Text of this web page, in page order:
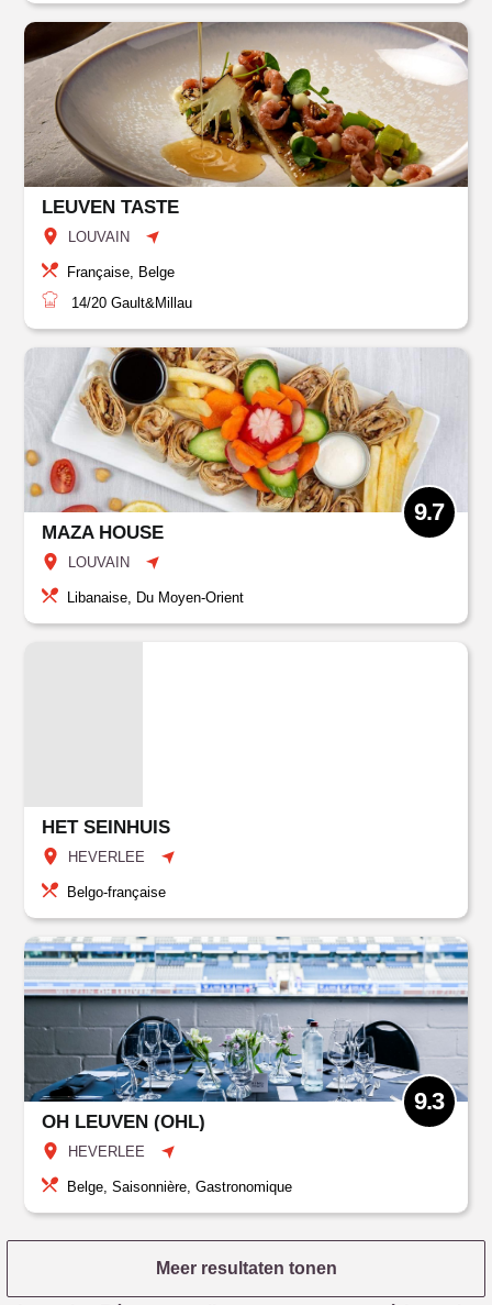
LEUVEN TASTE
LOUVAIN
Française, Belge
14/20 Gault&Millau
MAZA HOUSE
LOUVAIN
9.7
Libanaise, Du Moyen-Orient
HET SEINHUIS
HEVERLEE
Belgo-française
OH LEUVEN (OHL)
HEVERLEE
9.3
Belge, Saisonnière, Gastronomique
Meer resultaten tonen